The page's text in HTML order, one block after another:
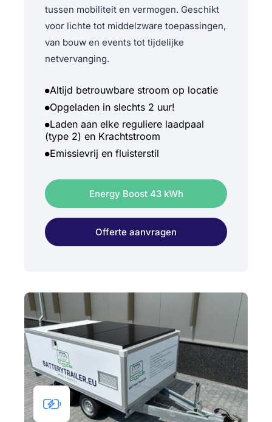
tussen mobiliteit en vermogen. Geschikt
voor lichte tot middelzware toepassingen,
van bouw en events tot tijdelijke
netvervanging.
Altijd betrouwbare stroom op locatie
Opgeladen in slechts 2 uur!
Laden aan elke reguliere laadpaal
(type 2) en Krachtstroom
Emissievrij en fluisterstil
Energy Boost 43 kWh
Offerte aanvragen